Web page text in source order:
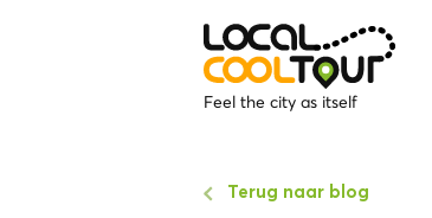
Feel the city as itself
Terug naar blog